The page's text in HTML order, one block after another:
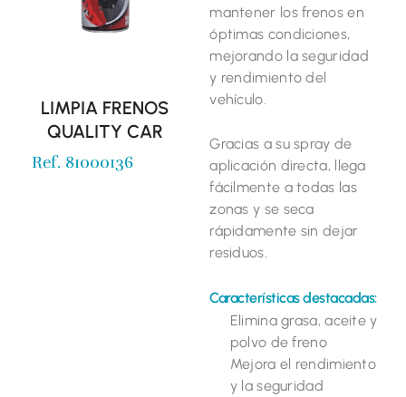
LIMPIA FRENOS
QUALITY CAR
Ref. 81000136
mantener los frenos en
óptimas condiciones,
mejorando la seguridad
y rendimiento del
vehículo.
Gracias a su spray de
aplicación directa, llega
fácilmente a todas las
zonas y se seca
rápidamente sin dejar
residuos.
Características destacadas:
Elimina grasa, aceite y
polvo de freno
Mejora el rendimiento
y la seguridad